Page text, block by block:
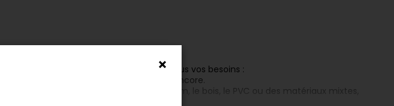
et la pose sur mesure pour répondre à tous vos besoins :
en bois, bardages
, et bien plus encore.
de haute qualité tels que l’aluminium, le bois, le PVC ou des matériaux mixtes,